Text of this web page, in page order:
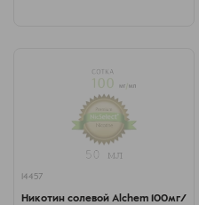
14457
Никотин солевой Alchem 100мг/